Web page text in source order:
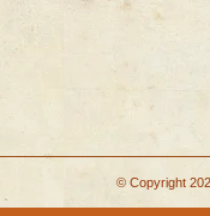
© Copyright